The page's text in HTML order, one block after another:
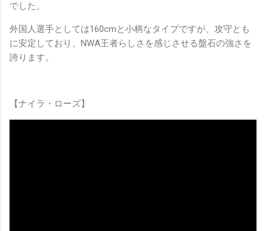
でした。
外国人選手としては160cmと小柄なタイプですが、攻守とも
に安定しており、NWA王者らしさを感じさせる盤石の強さを
誇ります。
【ナイラ・ローズ】